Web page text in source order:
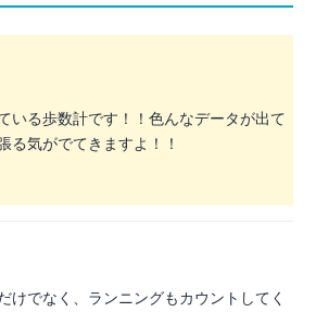
いる歩数計です！！色んなデータが出て
る気がでてきますよ！！
けでなく、ランニングもカウントしてく